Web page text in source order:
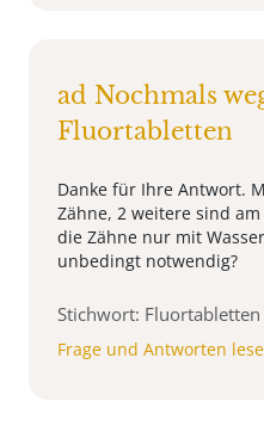
ad Nochmals
Fluortabletten
Danke für Ihre Antwort.
Zähne, 2 weitere sind
die Zähne nur mit
unbedingt notwendig?
Stichwort: Fluortabletten
Frage und Antworten